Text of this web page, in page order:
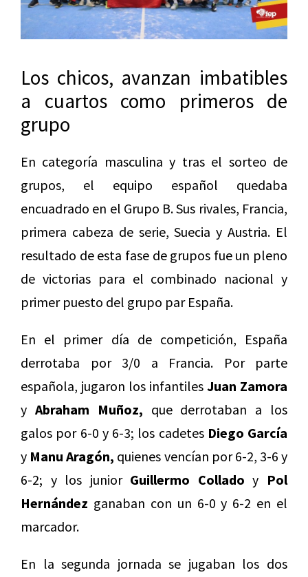
Los chicos, avanzan imbatibles
a cuartos como primeros de
grupo
En categoría masculina y tras el sorteo de
grupos, el equipo español quedaba
encuadrado en el Grupo B. Sus rivales, Francia,
primera cabeza de serie, Suecia y Austria. El
resultado de esta fase de grupos fue un pleno
de victorias para el combinado nacional y
primer puesto del grupo par España.
En el primer día de competición, España
derrotaba por 3/0 a Francia. Por parte
española, jugaron los infantiles Juan Zamora
y Abraham Muñoz, que derrotaban a los
galos por 6-0 y 6-3; los cadetes Diego García
y Manu Aragón, quienes vencían por 6-2, 3-6 y
6-2; y los junior Guillermo Collado y Pol
Hernández ganaban con un 6-0 y 6-2 en el
marcador.
En la segunda jornada se jugaban los dos